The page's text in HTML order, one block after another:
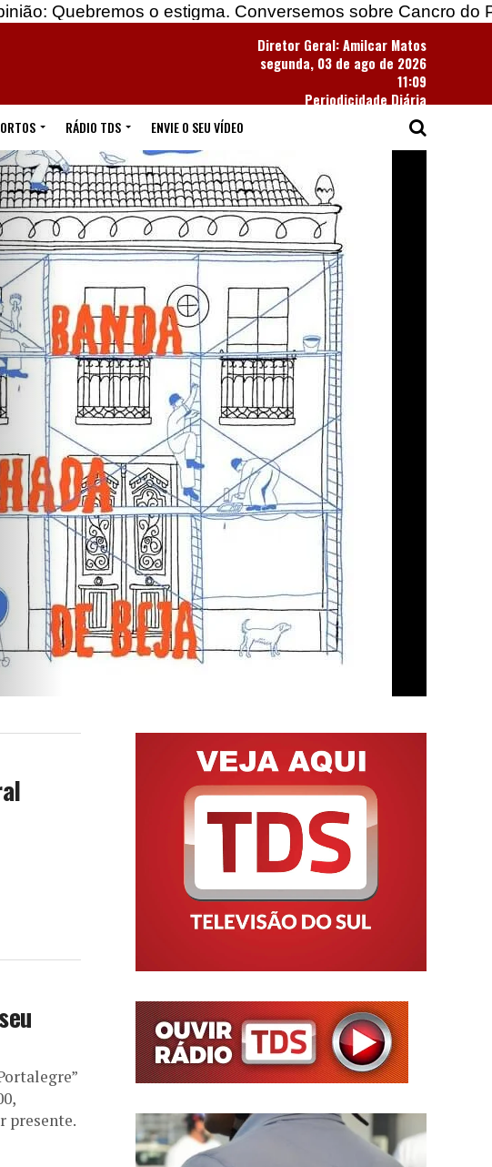
o estigma. Conversemos sobre Cancro do Pulmão
E
Diretor Geral: Amilcar Matos
segunda, 03 de ago de 2026
11:09
Periodicidade Diária
RÁDIO TDS ENVIE O SEU VÍDEO
presente.